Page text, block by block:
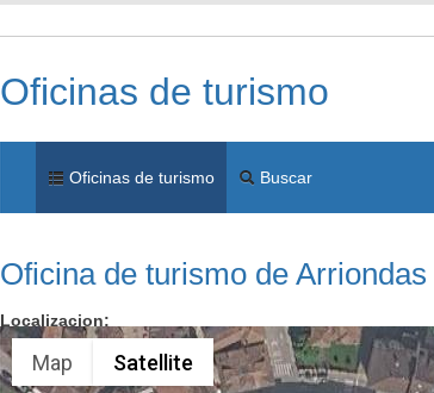
Oficinas de turismo
Oficinas de turismo Buscar
Oficina de turismo de Arriondas
Localizacion:
Map Satellite